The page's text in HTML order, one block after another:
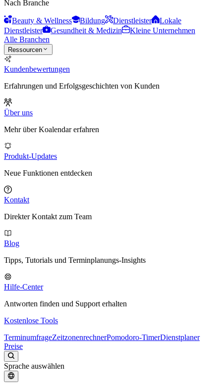
Nach Branche
Beauty & Wellness Bildung Dienstleister
Lokale
Dienstleister
Gesundheit & Medizin
Kleine Unternehmen
Alle Branchen
Ressourcen
Kundenbewertungen
Erfahrungen und Erfolgsgeschichten von Kunden
Über uns
Mehr über Koalendar erfahren
Produkt-Updates
Neue Funktionen entdecken
Kontakt
Direkter Kontakt zum Team
Blog
Tipps, Tutorials und Terminplanungs-Insights
Hilfe-Center
Antworten finden und Support erhalten
Kostenlose Tools
TerminumfrageZeitzonenrechnerPomodoro-TimerDienstplaner
Preise
Sprache auswählen